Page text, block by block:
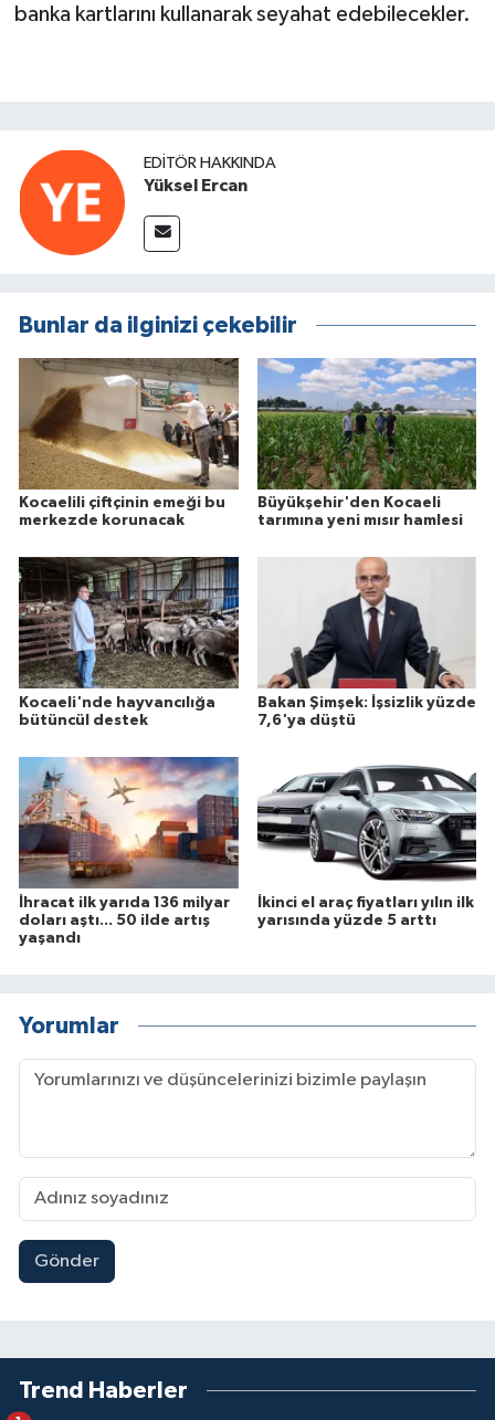
banka kartlarını kullanarak seyahat edebilecekler.
EDITÖR HAKKINDA
Yüksel Ercan
Bunlar da ilginizi çekebilir
Kocaelili çiftçinin emeği bu
merkezde korunacak
Büyükşehir'den Kocaeli
tarımına yeni mısır hamlesi
Kocaeli'nde hayvancılığa
bütüncül destek
Bakan Şimşek: İşsizlik yüzde
7,6'ya düştü
İhracat ilk yarıda 136 milyar
doları aştı... 50 ilde artış
yaşandı
İkinci el araç fiyatları yılın ilk
yarısında yüzde 5 arttı
Yorumlar
Gönder
Trend Haberler